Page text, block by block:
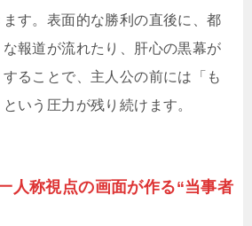
す。表面的な勝利の直後に、都
報道が流れたり、肝心の黒幕が
ることで、主人公の前には「も
いう圧力が残り続けます。
人称視点の画面が作る“当事者